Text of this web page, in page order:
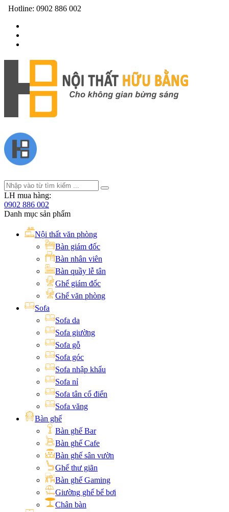
Hotline: 0902 886 002
LH mua hàng:
0902 886 002
Danh mục sản phẩm
Nội thất văn phòng
Bàn giám đốc
Bàn nhân viên
Bàn quầy lễ tân
Ghế giám đốc
Ghế văn phòng
Sofa
Sofa da
Sofa giường
Sofa gỗ
Sofa góc
Sofa nhập khẩu
Sofa nỉ
Sofa tân cổ điển
Sofa văng
Bàn ghế
Bàn ghế Bar
Bàn ghế Cafe
Bàn ghế sân vườn
Ghế thư giãn
Bàn ghế Gaming
Giường ghế bể bơi
Chân bàn